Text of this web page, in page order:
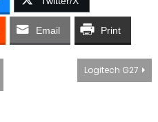
Email Print
Logitech G27